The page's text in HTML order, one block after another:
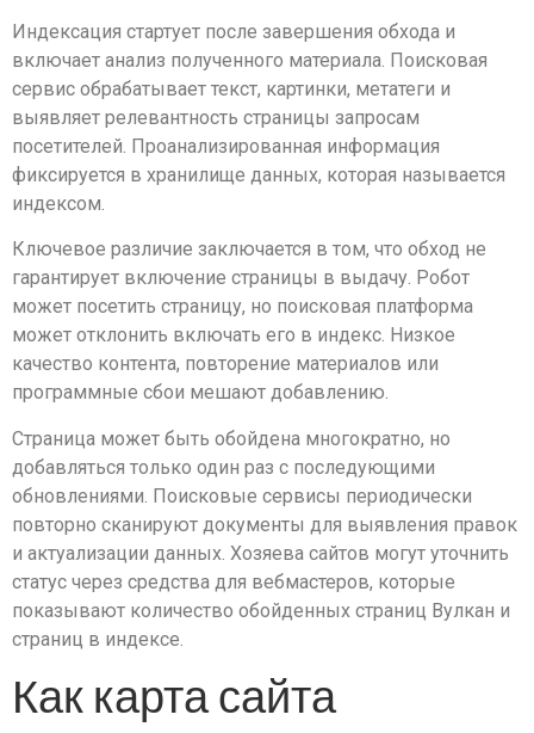
Индексация стартует после завершения обхода и
включает анализ полученного материала. Поисковая
сервис обрабатывает текст, картинки, метатеги и
выявляет релевантность страницы запросам
посетителей. Проанализированная информация
фиксируется в хранилище данных, которая называется
индексом.
Ключевое различие заключается в том, что обход не
гарантирует включение страницы в выдачу. Робот
может посетить страницу, но поисковая платформа
может отклонить включать его в индекс. Низкое
качество контента, повторение материалов или
программные сбои мешают добавлению.
Страница может быть обойдена многократно, но
добавляться только один раз с последующими
обновлениями. Поисковые сервисы периодически
повторно сканируют документы для выявления правок
и актуализации данных. Хозяева сайтов могут уточнить
статус через средства для вебмастеров, которые
показывают количество обойденных страниц Вулкан и
страниц в индексе.
Как карта сайта